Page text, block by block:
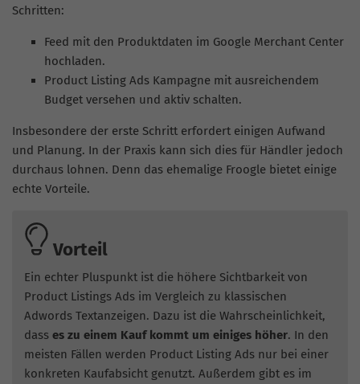
Schritten:
Feed mit den Produktdaten im Google Merchant Center
hochladen.
Product Listing Ads Kampagne mit ausreichendem
Budget versehen und aktiv schalten.
Insbesondere der erste Schritt erfordert einigen Aufwand
und Planung. In der Praxis kann sich dies für Händler jedoch
durchaus lohnen. Denn das ehemalige Froogle bietet einige
echte Vorteile.
Vorteil
Ein echter Pluspunkt ist die höhere Sichtbarkeit von
Product Listings Ads im Vergleich zu klassischen
Adwords Textanzeigen. Dazu ist die Wahrscheinlichkeit,
dass es zu einem Kauf kommt um einiges höher. In den
meisten Fällen werden Product Listing Ads nur bei einer
konkreten Kaufabsicht genutzt. Außerdem gibt es im